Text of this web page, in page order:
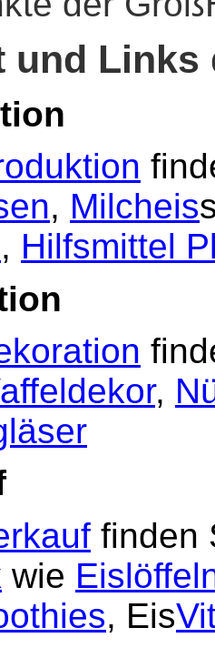
und Links
, Milcheis
, Hilfsmittel
,
finden
wie
, Eis